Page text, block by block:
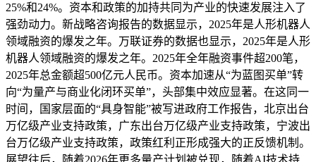
25%和24%。资本和政策的加持共同为产业的快速发展注入了
强劲动力。新战略咨询报告的数据显示，2025年是人形机器人
领域融资的爆发之年。万联证券的数据也显示，2025年是人形
机器人领域融资的爆发之年。2025年全年融资事件超200笔，
2025年总金额超500亿元人民币。资本加速从“为蓝图买单”转
向“为量产与商业化闭环买单”，头部集中效应显著。在这同一
时间，国家层面的“具身智能”被写进政府工作报告，北京出台
万亿级产业支持政策，广东出台万亿级产业支持政策，宁波出
台万亿级产业支持政策，政策红利正形成强大的正反馈机制。
展望往后，随着2026年更多量产计划被兑现，随着AI技术持